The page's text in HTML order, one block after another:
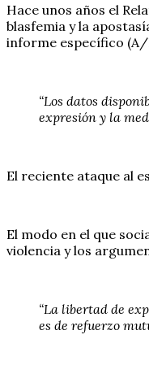
Hace unos años el
blasfemia y la
informe específico (A/
“Los datos
expresión y la
El reciente ataque al
El modo en el que
violencia y los
“La libertad de
es de refuerzo